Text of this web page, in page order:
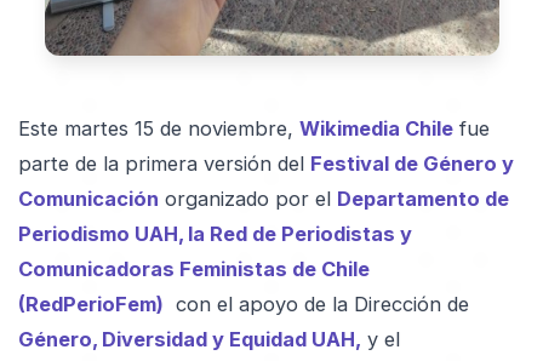
Este martes 15 de noviembre, Wikimedia Chilefue
parte de la primera versión del Festival de Género y
Comunicación organizado por el Departamento de
Periodismo UAH, la Red de Periodistas y
Comunicadoras Feministas de Chile
(RedPerioFem) con el apoyo de la Dirección de
Género, Diversidad y Equidad UAH, y el